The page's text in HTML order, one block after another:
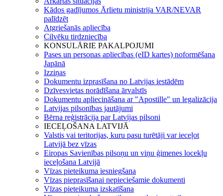
Kādos gadījumos Ārlietu ministrija VAR/NEVAR
palīdzēt
Atgriešanās apliecība
Cilvēku tirdzniecība
KONSULĀRIE PAKALPOJUMI
Pases un personas apliecības (eID kartes) noformēšana
Japānā
Izziņas
Dokumentu izprasīšana no Latvijas iestādēm
Dzīvesvietas norādīšana ārvalstīs
Dokumentu apliecināšana ar "Apostille" un legalizācija
Latvijas pilsonības jautājumi
Bērna reģistrācija par Latvijas pilsoni
IECEĻOŠANA LATVIJĀ
Valstis vai teritorijas, kuru pasu turētāji var ieceļot
Latvijā bez vīzas
Eiropas Savienības pilsoņu un viņu ģimenes locekļu
ieceļošana Latvijā
Vīzas pieteikuma iesniegšana
Vīzas pieprasīšanai nepieciešamie dokumenti
Vīzas pieteikuma izskatīšana